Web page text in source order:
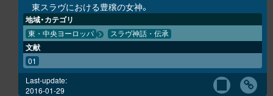
東スラヴにおける豊穣の女神。
地域・カテゴリ
東・中央ヨーロッパ スラヴ神話・伝承
文献
01
Last-update:
2016-01-29